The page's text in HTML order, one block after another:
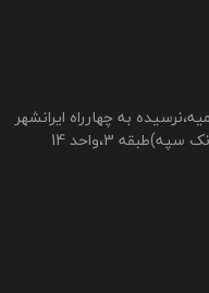
به چهارراه ایرانشهر